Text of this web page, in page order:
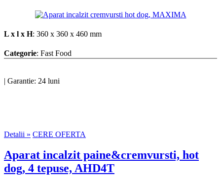
L x l x H: 360 x 360 x 460 mm
Categorie: Fast Food
| Garantie: 24 luni
Detalii » CERE OFERTA
Aparat incalzit paine&cremvursti, hot
dog, 4 tepuse, AHD4T